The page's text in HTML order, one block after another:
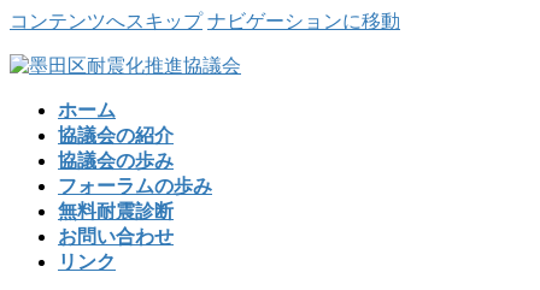
コンテンツへスキップ ナビゲーションに移動
ホーム
協議会の紹介
協議会の歩み
フォーラムの歩み
無料耐震診断
お問い合わせ
リンク